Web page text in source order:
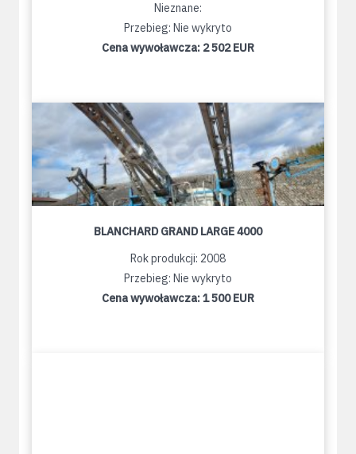
Nieznane:
Przebieg: Nie wykryto
Cena wywoławcza: 2 502 EUR
BLANCHARD GRAND LARGE 4000
Rok produkcji: 2008
Przebieg: Nie wykryto
Cena wywoławcza:1 500 EUR